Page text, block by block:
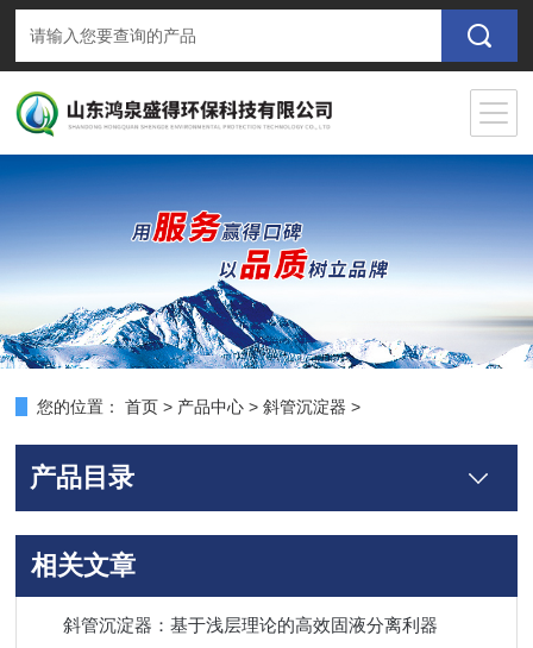
您的位置： 首页 > 产品中心 >斜管沉淀器 >
产品目录
相关文章
斜管沉淀器：基于浅层理论的高效固液分离利器